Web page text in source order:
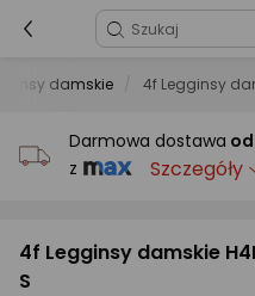
damskie 4f Legginsy
Darmowa dostawa od
z
Szczegóły
4f Legginsy damskie
S